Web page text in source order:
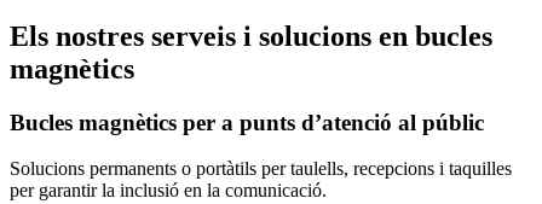
Els nostres serveis i solucions en bucles
magnètics
Bucles magnètics per a punts d’atenció al públic
Solucions permanents o portàtils per taulells, recepcions i taquilles
per garantir la inclusió en la comunicació.